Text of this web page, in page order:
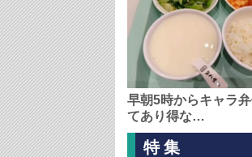
早朝5時からキャラ
てあり得な…
特集